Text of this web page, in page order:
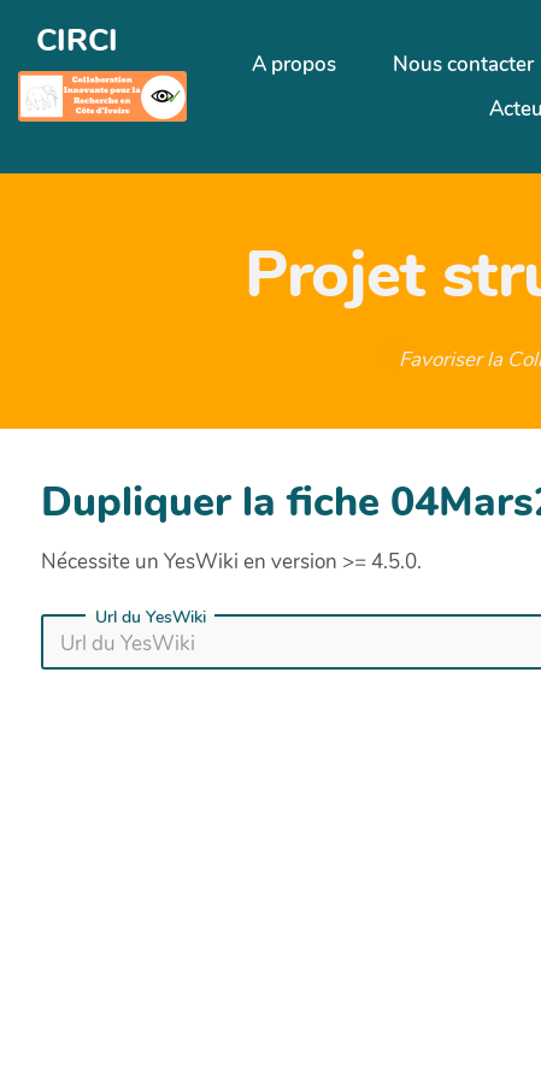
CIRCI
A propos Nous contacter
Projet
Favoriser la
Dupliquer la fiche
Nécessite un YesWiki en version >= 4.5.0.
Url du YesWiki